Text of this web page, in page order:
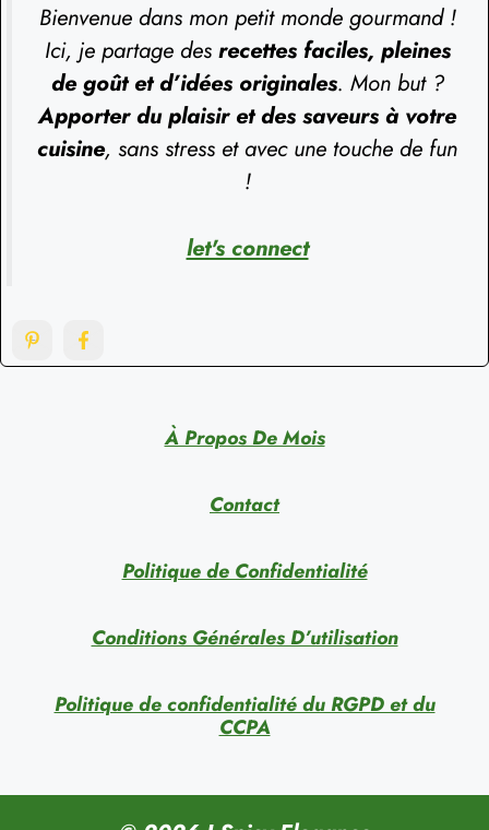
Bienvenue dans mon petit monde gourmand !
Ici, je partage des recettes faciles, pleines
de goût et d’idées originales. Mon but ?
Apporter du plaisir et des saveurs à votre
cuisine, sans stress et avec une touche de fun
!
let's connect
À Propos De Mois
Contact
Politique de Confidentialité
Conditions Générales D’utilisation
Politique de confidentialité du RGPD et du
CCPA